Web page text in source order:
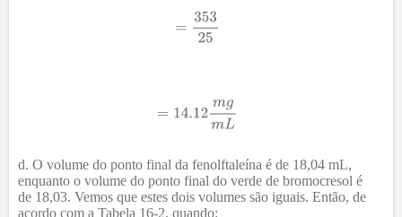
O volume do ponto final da fenolftaleína é de 18,04 mL,
enquanto o volume do ponto final do verde de bromocresol é
de 18,03. Vemos que estes dois volumes são iguais. Então, de
acordo com a Tabela 16-2, quando: